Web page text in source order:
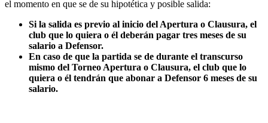
el momento en que se de su hipotética y posible salida:
Si la salida es previo al inicio del Apertura o Clausura, el
club que lo quiera o él deberán pagar tres meses de su
salario a Defensor.
En caso de que la partida se de durante el transcurso
mismo del Torneo Apertura o Clausura, el club que lo
quiera o él tendrán que abonar a Defensor 6 meses de su
salario.